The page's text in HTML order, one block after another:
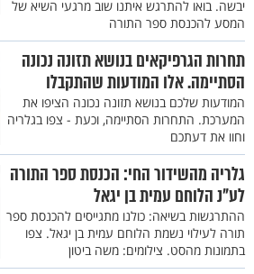
יבשה. בואו להתרגש איתנו שוב מרגעי השיא של
המסע להכנסת ספר התורה
תחרות הגרפיקאים בנושא תזונה נכונה
הסתיימה. אלו המודעות שהתקבלו
המודעות שלכם בנושא תזונה נכונה הציפו את
המערכת. התחרות הסתיימה, וכעת - צפו בגלריה
וחוו את דעתכם
גלריה מהשידור החי: הכנסת ספר התורה
לע"נ הלוחם עמית בן יגאל
ההתרגשות בשיאה: כולנו מתגייסים להכנסת ספר
תורה לעילוי נשמת הלוחם עמית בן יגאל. צפו
בתמונות מהסט. צילומים: משה ביטון